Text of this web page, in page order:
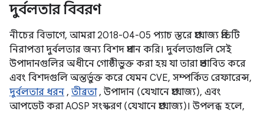
দুর্বলতার বিবরণ
নীচের বিভাগে, আমরা 2018-04-05 প্যাচ স্তরে প্রযোজ্য প্রতিটি
নিরাপত্তা দুর্বলতার জন্য বিশদ প্রদান করি। দুর্বলতাগুলি সেই
উপাদানগুলির অধীনে গোষ্ঠীভুক্ত করা হয় যা তারা প্রভাবিত করে
এবং বিশদগুলি অন্তর্ভুক্ত করে যেমন CVE, সম্পর্কিত রেফারেন্স,
দুর্বলতার ধরন , তীব্রতা, উপাদান (যেখানে প্রযোজ্য), এবং
আপডেট করা AOSP সংস্করণ (যেখানে প্রযোজ্য)। উপলব্ধ হলে,